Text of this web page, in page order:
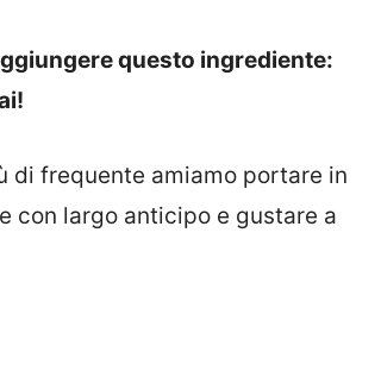
questo ingrediente:
di frequente amiamo portare in
con largo anticipo e gustare a